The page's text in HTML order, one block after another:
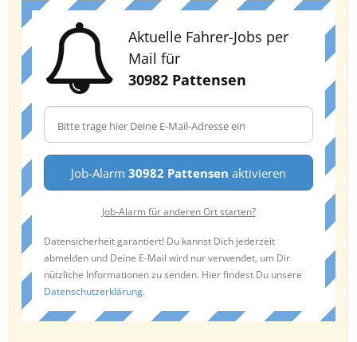
Aktuelle Fahrer-Jobs per
Mail für
30982 Pattensen
Job-Alarm 30982 Pattensen aktivieren
Job-Alarm für anderen Ort starten?
Datensicherheit garantiert! Du kannst Dich jederzeit
abmelden und Deine E-Mail wird nur verwendet, um Dir
nützliche Informationen zu senden. Hier findest Du unsere
Datenschutzerklärung.